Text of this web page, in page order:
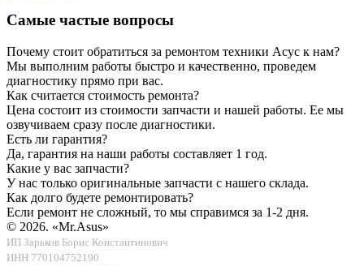
Самые частые вопросы
Почему стоит обратиться за ремонтом техники Асус к нам?
Мы выполним работы быстро и качественно, проведем
диагностику прямо при вас.
Как считается стоимость ремонта?
Цена состоит из стоимости запчасти и нашей работы. Ее мы
озвучиваем сразу после диагностики.
Есть ли гарантия?
Да, гарантия на наши работы составляет 1 год.
Какие у вас запчасти?
У нас только оригинальные запчасти с нашего склада.
Как долго будете ремонтировать?
Если ремонт не сложный, то мы справимся за 1-2 дня.
© 2026. «Mr.Asus»
ИП Зарьков Борис Константинович
ИНН 770104752190